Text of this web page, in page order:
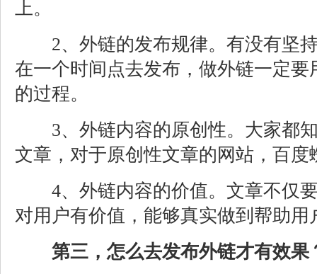
上。
2、外链的发布规律。有没有坚持
在一个时间点去发布，做外链一定
的过程。
3、外链内容的原创性。大家都知
文章，对于原创性文章的网站，百度
4、外链内容的价值。文章不仅要
对用户有价值，能够真实做到帮助用
第三，怎么去发布外链才有效果